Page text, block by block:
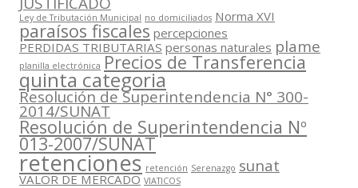
Ley de Tributación Municipal no domiciliados Norma XVI
paraísos fiscales percepciones
PERDIDAS TRIBUTARIAS personas naturales plame
planilla electrónica Precios de Transferencia
quinta categoria
Resolución de Superintendencia N° 300-
2014/SUNAT
Resolución de Superintendencia Nº
013-2007/SUNAT
retenciones retención Serenazgo sunat
VALOR DE MERCADO VIATICOS